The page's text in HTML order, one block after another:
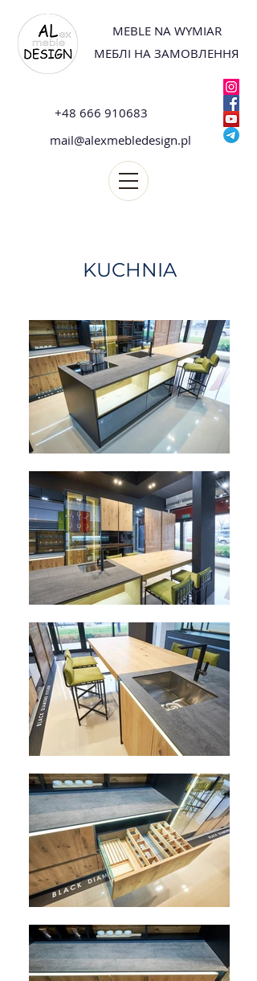
MEBLE NA WYMIAR
МЕБЛІ НА ЗАМОВЛЕННЯ
+48 666 910683
mail@alexmebledesign.pl
KUCHNIA